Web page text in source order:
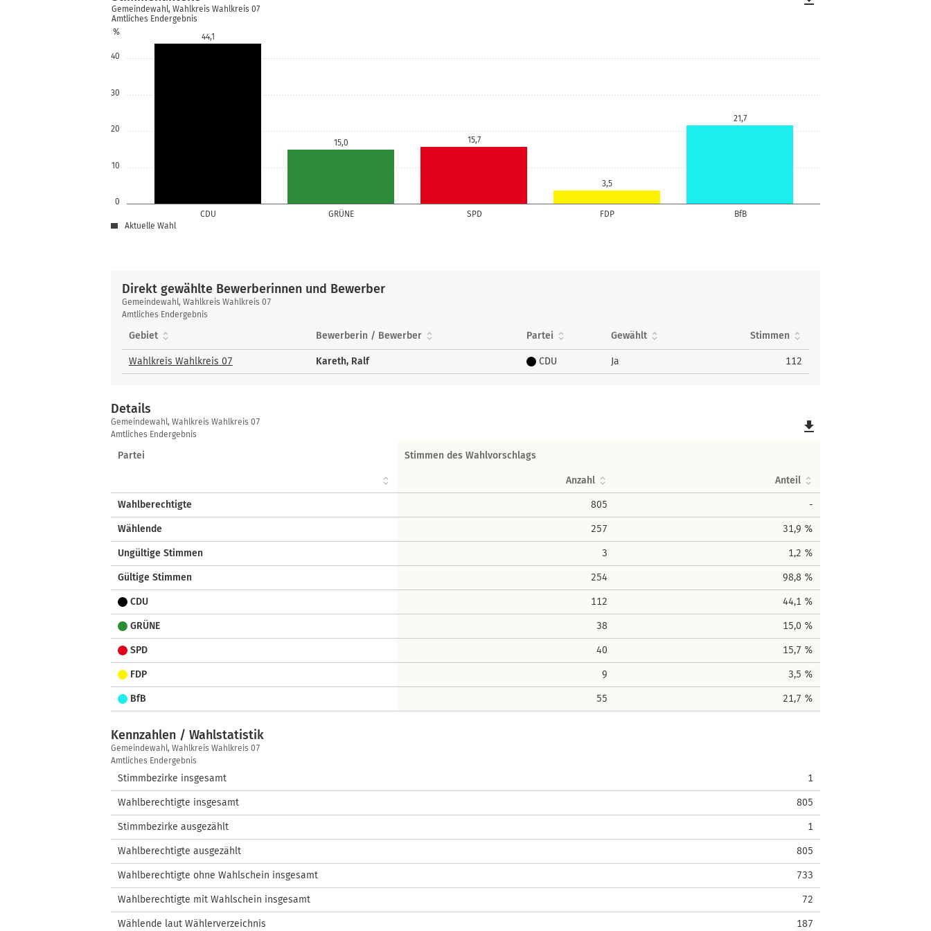
0
10
20
30
40
%
CDU GRÜNE SPD FDP BfB
44,1
15,0 15,7
3,5
21,7
Gemeindewahl, Wahlkreis Wahlkreis 07
Amtliches Endergebnis
Aktuelle Wahl
Direkt gewählte Bewerberinnen und Bewerber
Direkt
gewählte
Bewerberinnen
Bewerber
Gemeindewahl, Wahlkreis Wahlkreis 07
Amtliches Endergebnis
Gebiet Bewerberin / Bewerber Partei Gewählt Stimmen
Wahlkreis Wahlkreis 07 Kareth, Ralf CDU Ja 112
Details
Details
Gemeindewahl, Wahlkreis Wahlkreis 07
Amtliches Endergebnis
file_download
Partei Stimmen des Wahlvorschlags
Anzahl Anteil
Wahlberechtigte 805 -
Wählende 257 31,9 %
Ungültige Stimmen 3 1,2 %
Gültige Stimmen 254 98,8 %
CDU 112 44,1 %
GRÜNE 38 15,0 %
SPD 40 15,7 %
FDP 9 3,5 %
BfB 55 21,7 %
Kennzahlen / Wahlstatistik
Kennzahlen
/
Wahlstatistik
Gemeindewahl, Wahlkreis Wahlkreis 07
Amtliches Endergebnis
Stimmbezirke insgesamt 1
Wahlberechtigte insgesamt 805
Stimmbezirke ausgezählt 1
Wahlberechtigte ausgezählt 805
Wahlberechtigte ohne Wahlschein insgesamt 733
Wahlberechtigte mit Wahlschein insgesamt 72
Wählende laut Wählerverzeichnis 187